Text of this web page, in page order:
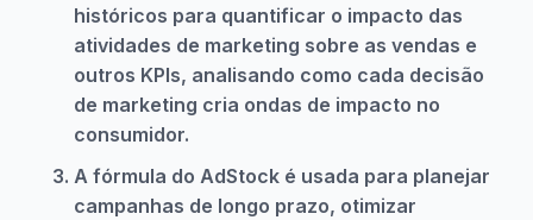
históricos para quantificar o impacto das
atividades de marketing sobre as vendas e
outros KPIs, analisando como cada decisão
de marketing cria ondas de impacto no
consumidor.
A fórmula do AdStock é usada para planejar
campanhas de longo prazo, otimizar